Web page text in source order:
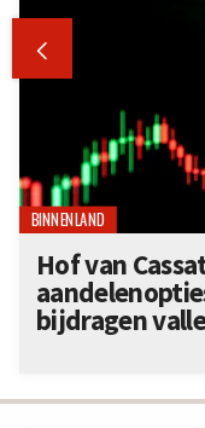

BINNENLAND
Hof van
bijdragen